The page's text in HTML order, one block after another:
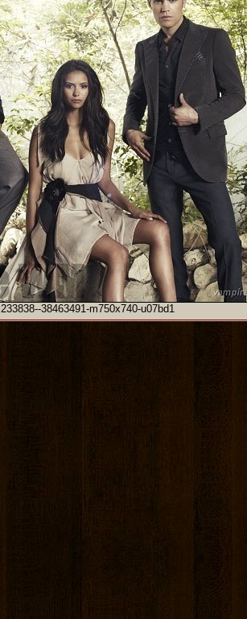
233838--38463491-m750x740-u07bd1